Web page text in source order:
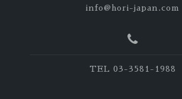
info@hori-japan.com
TEL 03-3581-1988